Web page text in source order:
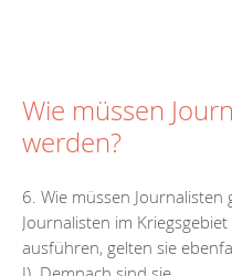
Wie müssen
werden?
6. Wie müssen
Journalisten im
ausführen, gelten sie